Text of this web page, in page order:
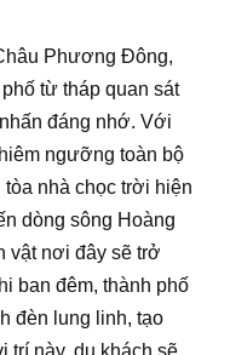
Phương Đông,
từ tháp quan sát
đáng nhớ. Với
ngưỡng toàn bộ
nhà chọc trời hiện
dòng sông Hoàng
vật nơi đây sẽ trở
ban đêm, thành phố
đèn lung linh, tạo
trí này, du khách sẽ